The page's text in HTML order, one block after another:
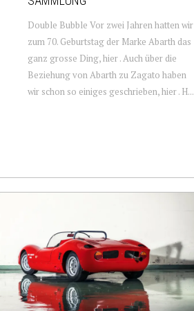
Double Bubble Vor zwei Jahren hatten wir
zum 70. Geburtstag der Marke Abarth das
ganz grosse Ding, hier . Auch über die
Beziehung von Abarth zu Zagato haben
wir schon so einiges geschrieben, hier . H...